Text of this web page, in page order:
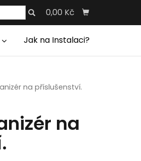
0,00 Kč
Jak na Instalaci?
na příslušenství.
na